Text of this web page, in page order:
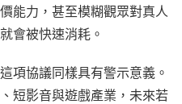
能力，甚至模糊觀眾對真人
會被快速消耗。
項協議同樣具有警示意義。
短影音與遊戲產業，未來若